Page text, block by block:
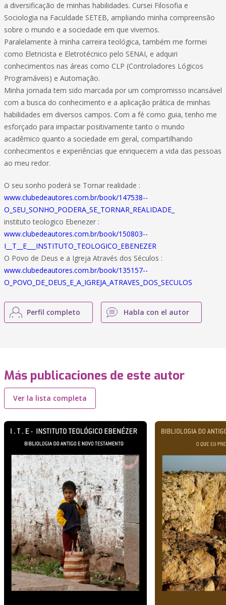
a diversificação de minhas habilidades. Cursei Filosofia e
Sociologia na Faculdade SETEB, ampliando minha compreensão
sobre o mundo e a sociedade em que vivemos.
Paralelamente à minha carreira teológica, também me formei
como Eletricista e Eletrotécnico pelo SENAI, e adquiri
conhecimentos nas áreas como CLP (Controladores Lógicos
Programáveis) e Automação.
Minha jornada tem sido marcada por um compromisso incansável
com a busca do conhecimento e a aplicação prática de minhas
habilidades em diversos campos. Com a fé como guia, tenho me
esforçado para impactar positivamente tanto o mundo
acadêmico quanto a sociedade em geral, compartilhando
conhecimentos e experiências que enriquecem a vida das pessoas
ao meu redor.
O seu sonho poderá se Tornar realidade :
www.clubedeautores.com.br/book/147538--
O_SEU_SONHO_PODERA_SE_TORNAR_REALIDADE_
instituto teologico Ebenezer :
www.clubedeautores.com.br/book/150803--
I__T__E___INSTITUTO_TEOLOGICO_EBENEZER
O Povo de Deus e a Igreja Através dos Séculos :
www.clubedeautores.com.br/book/135157--
O_POVO_DE_DEUS_E_A_IGREJA_ATRAVES_DOS_SECULOS
Perfil completo Habla con el autor
Más publicaciones de este autor
Ver la lista completa